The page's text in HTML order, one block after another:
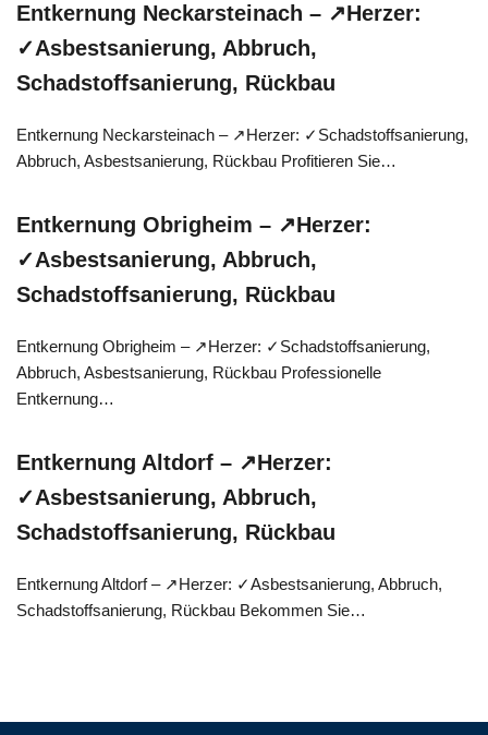
Entkernung Neckarsteinach – ↗️Herzer:
✓Asbestsanierung, Abbruch,
Schadstoffsanierung, Rückbau
Entkernung Neckarsteinach – ↗️Herzer: ✓Schadstoffsanierung,
Abbruch, Asbestsanierung, Rückbau Profitieren Sie…
Entkernung Obrigheim – ↗️Herzer:
✓Asbestsanierung, Abbruch,
Schadstoffsanierung, Rückbau
Entkernung Obrigheim – ↗️Herzer: ✓Schadstoffsanierung,
Abbruch, Asbestsanierung, Rückbau Professionelle
Entkernung…
Entkernung Altdorf – ↗️Herzer:
✓Asbestsanierung, Abbruch,
Schadstoffsanierung, Rückbau
Entkernung Altdorf – ↗️Herzer: ✓Asbestsanierung, Abbruch,
Schadstoffsanierung, Rückbau Bekommen Sie…